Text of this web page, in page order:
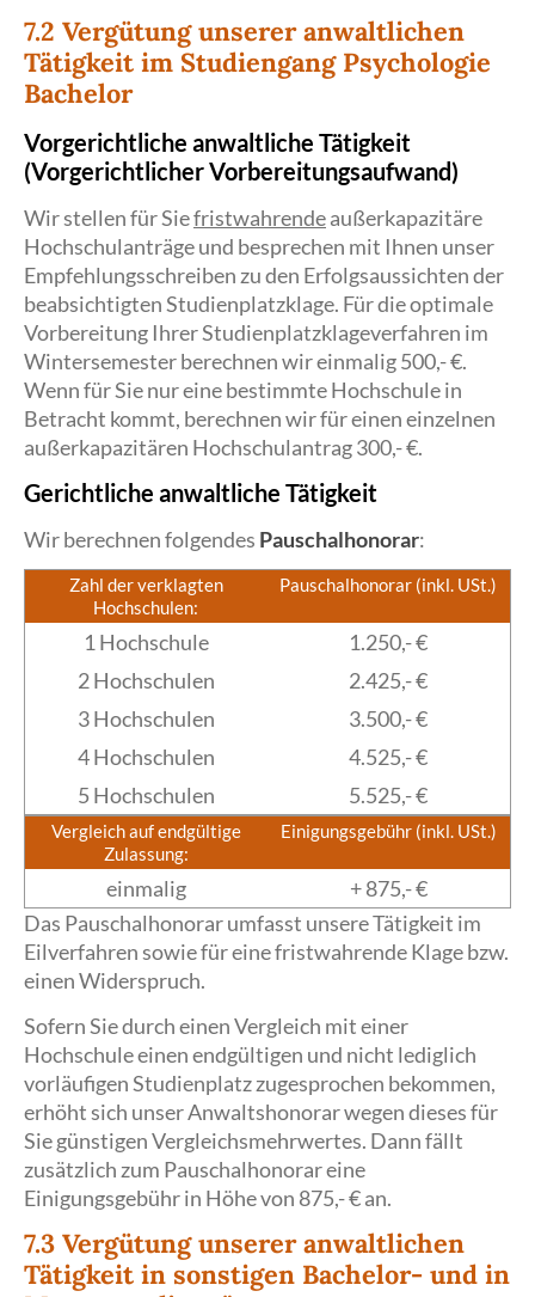
7.2 Vergütung unserer anwaltlichen
Tätigkeit im Studiengang Psychologie
Bachelor
Vorgerichtliche anwaltliche Tätigkeit
(Vorgerichtlicher Vorbereitungsaufwand)
Wir stellen für Siefristwahrendeaußerkapazitäre
Hochschulanträge und besprechen mit Ihnen unser
Empfehlungsschreiben zu den Erfolgsaussichten der
beabsichtigten Studienplatzklage. Für die optimale
Vorbereitung Ihrer Studienplatzklageverfahren im
Wintersemester berechnen wir einmalig 500,- €.
Wenn für Sie nur eine bestimmte Hochschule in
Betracht kommt, berechnen wir für einen einzelnen
außerkapazitären Hochschulantrag 300,- €.
Gerichtliche anwaltliche Tätigkeit
Wir berechnen folgendes Pauschalhonorar:
Zahl der verklagten
Hochschulen:
Pauschalhonorar (inkl. USt.)
1 Hochschule
1.250,- €
2 Hochschulen
2.425,- €
3 Hochschulen
3.500,- €
4 Hochschulen
4.525,- €
5 Hochschulen
5.525,- €
Vergleich auf endgültige
Zulassung:
Einigungsgebühr (inkl. USt.)
einmalig
+ 875,- €
Das Pauschalhonorar umfasst unsere Tätigkeit im
Eilverfahren sowie für eine fristwahrende Klage bzw.
einen Widerspruch.
Sofern Sie durch einen Vergleich mit einer
Hochschule einen endgültigen und nicht lediglich
vorläufigen Studienplatz zugesprochen bekommen,
erhöht sich unser Anwaltshonorar wegen dieses für
Sie günstigen Vergleichsmehrwertes. Dann fällt
zusätzlich zum Pauschalhonorar eine
Einigungsgebühr in Höhe von 875,- € an.
7.3 Vergütung unserer anwaltlichen
Tätigkeit in sonstigen Bachelor- und in